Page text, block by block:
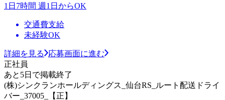
1日7時間 週1日からOK
交通費支給
未経験OK
詳細を見る
応募画面に進む
正社員
あと5日で掲載終了
(株)シンクランホールディングス_仙台RS_ルート配送ドライ
バー_37005_【正】